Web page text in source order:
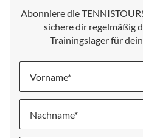
Abonniere die
sichere dir regelmäßig
Trainingslager für
Vorname
Nachname